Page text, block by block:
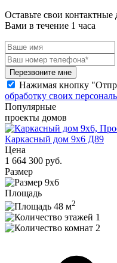
Оставьте свои
Вами в течение 1 часа
Перезвоните мне
Нажимая кнопку
обработку своих
Популярные
проекты домов
Каркасный дом 9х6 Д89
Цена
1 664 300 руб.
Размер
9х6
Площадь
48 м2
1
2